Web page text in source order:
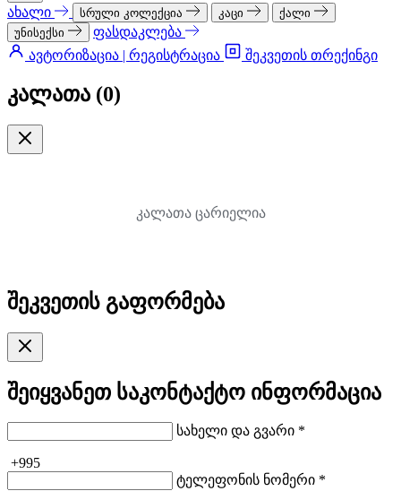
ახალი სრული კოლექცია კაცი
ქალი
უნისექსი
ფასდაკლება
ავტორიზაცია | რეგისტრაცია
შეკვეთის თრექინგი
კალათა (0)
კალათა ცარიელია
შეკვეთის გაფორმება
შეიყვანეთ საკონტაქტო ინფორმაცია
სახელი და გვარი *
+995
ტელეფონის ნომერი *